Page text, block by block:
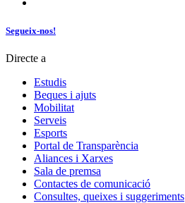
Segueix-nos!
Directe a
Estudis
Beques i ajuts
Mobilitat
Serveis
Esports
Portal de Transparència
Aliances i Xarxes
Sala de premsa
Contactes de comunicació
Consultes, queixes i suggeriments